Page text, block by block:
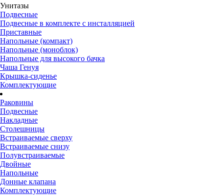
Унитазы
Подвесные
Подвесные в комплекте с инсталляцией
Приставные
Напольные (компакт)
Напольные (моноблок)
Напольные для высокого бачка
Чаша Генуя
Крышка-сиденье
Комплектующие
Раковины
Подвесные
Накладные
Столешницы
Встраиваемые сверху
Встраиваемые снизу
Полувстраиваемые
Двойные
Напольные
Донные клапана
Комплектующие